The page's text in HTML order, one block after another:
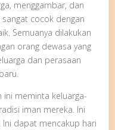
menggambar, dan
cocok dengan
Semuanya dilakukan
orang dewasa yang
dan perasaan
ini meminta keluarga-
iman mereka. Ini
dapat mencakup hari